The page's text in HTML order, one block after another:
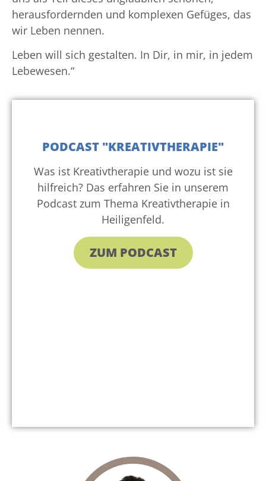
herausfordernden und komplexen Gefüges, das
wir Leben nennen.
Leben will sich gestalten. In Dir, in mir, in jedem
Lebewesen.“
PODCAST "KREATIVTHERAPIE"
Was ist Kreativtherapie und wozu ist sie
hilfreich? Das erfahren Sie in unserem
Podcast zum Thema Kreativtherapie in
Heiligenfeld.
ZUM PODCAST